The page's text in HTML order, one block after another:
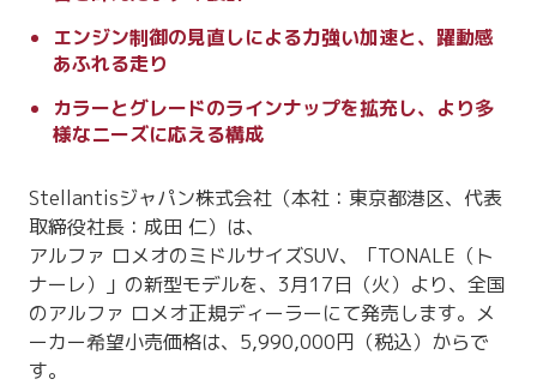
エンジン制御の見直しによる力強い加速と、躍動感
あふれる走り
カラーとグレードのラインナップを拡充し、より多
様なニーズに応える構成
Stellantisジャパン株式会社（本社：東京都港区、代表
取締役社長：成田 仁）は、
アルファ ロメオのミドルサイズSUV、「TONALE（ト
ナーレ）」の新型モデルを、3月17日（火）より、全国
のアルファ ロメオ正規ディーラーにて発売します。メ
ーカー希望小売価格は、5,990,000円（税込）からで
す。